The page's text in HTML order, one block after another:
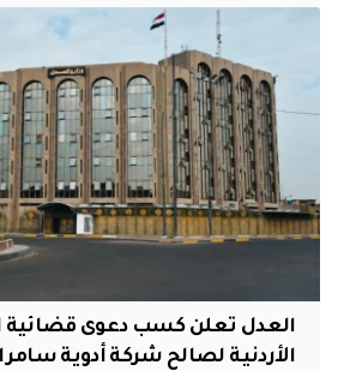
العدل تعلن كسب دعوى قضائية
الأردنية لصالح شركة أدوية